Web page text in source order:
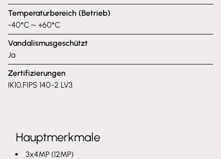
Temperaturbereich (Betrieb)
-40°C ~ +60°C
Vandalismusgeschützt
Ja
Zertifizierungen
IK10,FIPS 140-2 LV3
Hauptmerkmale
3x4MP (12MP)